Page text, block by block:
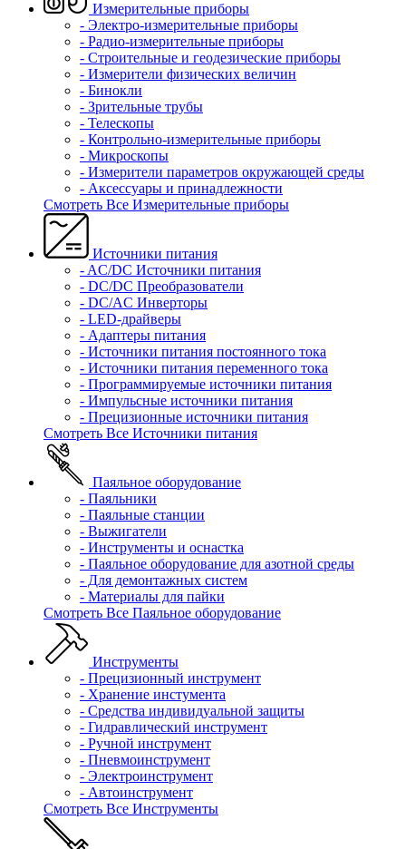
Измерительные приборы
- Электро-измерительные приборы
- Радио-измерительные приборы
- Строительные и геодезические приборы
- Измерители физических величин
- Бинокли
- Зрительные трубы
- Телескопы
- Контрольно-измерительные приборы
- Микроскопы
- Измерители параметров окружающей среды
- Аксессуары и принадлежности
Смотреть Все Измерительные приборы
Источники питания
- AC/DC Источники питания
- DC/DC Преобразователи
- DC/AC Инверторы
- LED-драйверы
- Адаптеры питания
- Источники питания постоянного тока
- Источники питания переменного тока
- Программируемые источники питания
- Импульсные источники питания
- Прецизионные источники питания
Смотреть Все Источники питания
Паяльное оборудование
- Паяльники
- Паяльные станции
- Выжигатели
- Инструменты и оснастка
- Паяльное оборудование для азотной среды
- Для демонтажных систем
- Материалы для пайки
Смотреть Все Паяльное оборудование
Инструменты
- Прецизионный инструмент
- Хранение инстумента
- Средства индивидуальной защиты
- Гидравлический инструмент
- Ручной инструмент
- Пневмоинструмент
- Электроинструмент
- Автоинструмент
Смотреть Все Инструменты